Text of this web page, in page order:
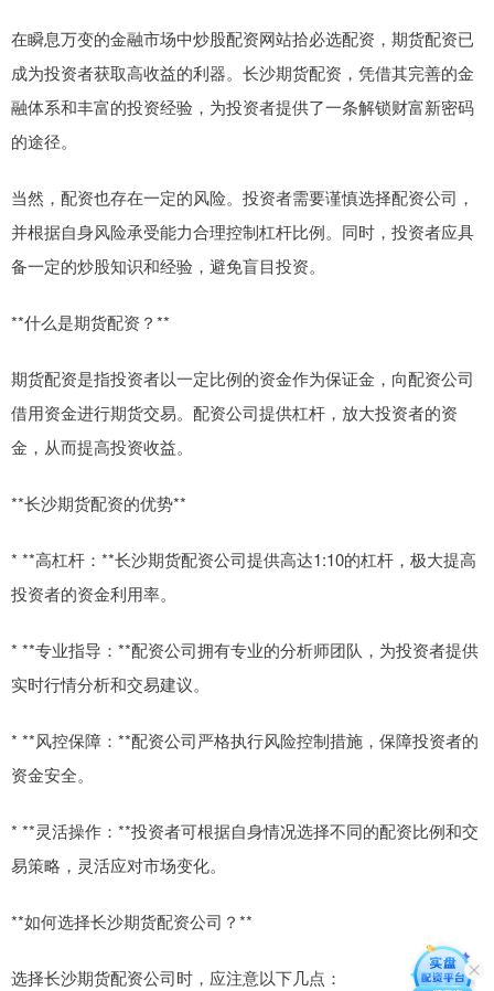
在瞬息万变的金融市场中炒股配资网站拾必选配资，期货配资已
成为投资者获取高收益的利器。长沙期货配资，凭借其完善的金
融体系和丰富的投资经验，为投资者提供了一条解锁财富新密码
的途径。
当然，配资也存在一定的风险。投资者需要谨慎选择配资公司，
并根据自身风险承受能力合理控制杠杆比例。同时，投资者应具
备一定的炒股知识和经验，避免盲目投资。
**什么是期货配资？**
期货配资是指投资者以一定比例的资金作为保证金，向配资公司
借用资金进行期货交易。配资公司提供杠杆，放大投资者的资
金，从而提高投资收益。
**长沙期货配资的优势**
* **高杠杆：**长沙期货配资公司提供高达1:10的杠杆，极大提高
投资者的资金利用率。
* **专业指导：**配资公司拥有专业的分析师团队，为投资者提供
实时行情分析和交易建议。
* **风控保障：**配资公司严格执行风险控制措施，保障投资者的
资金安全。
* **灵活操作：**投资者可根据自身情况选择不同的配资比例和交
易策略，灵活应对市场变化。
**如何选择长沙期货配资公司？**
选择长沙期货配资公司时，应注意以下几点：